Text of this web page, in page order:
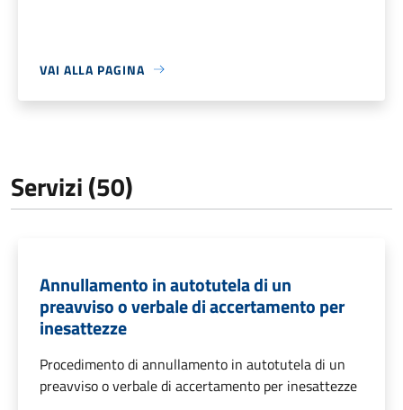
VAI ALLA PAGINA
Servizi (50)
Annullamento in autotutela di un
preavviso o verbale di accertamento per
inesattezze
Procedimento di annullamento in autotutela di un
preavviso o verbale di accertamento per inesattezze